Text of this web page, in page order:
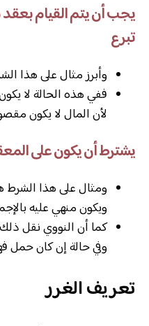
يجب أن يتم القيام
تبرع
وأبرز مثال على هذا
ففي هذه الحالة لا
لأن المال لا يكون
يشترط أن يكون على
ومثال على هذا الشرط
ويكون منهي عليه
كما أن النووي نقل ذلك
وفي حالة إن كان حمل
تعريف الغرر